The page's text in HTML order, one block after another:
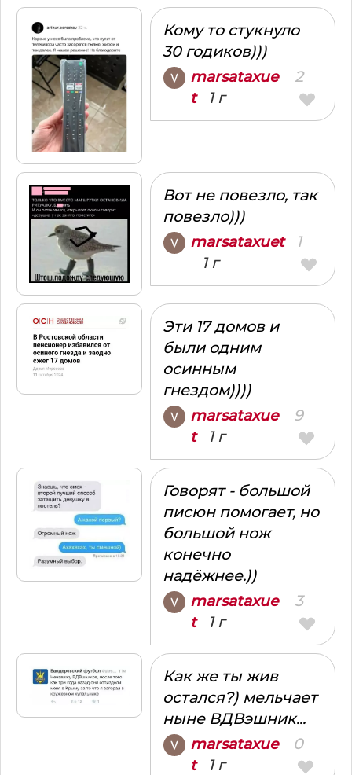
Кому то стукнуло
30 годиков)))
marsataxue
t1 г
2
Вот не повезло, так
повезло)))
marsataxuet
1 г
1
Эти 17 домов и
были одним
осинным
гнездом))))
marsataxue
t1 г
9
Говорят - большой
писюн помогает, но
большой нож
конечно
надёжнее.))
marsataxue
t1 г
3
Как же ты жив
остался?) мельчает
ныне ВДВэшник...
marsataxue
t1 г
0